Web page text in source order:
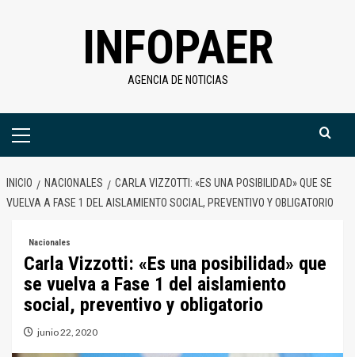
INFOPAER
AGENCIA DE NOTICIAS
Menú
INICIO NACIONALES
CARLA VIZZOTTI: «ES UNA POSIBILIDAD» QUE SE
VUELVA A FASE 1 DEL AISLAMIENTO SOCIAL, PREVENTIVO Y OBLIGATORIO
Nacionales
Carla Vizzotti: «Es una posibilidad» que
se vuelva a Fase 1 del aislamiento
social, preventivo y obligatorio
junio 22, 2020